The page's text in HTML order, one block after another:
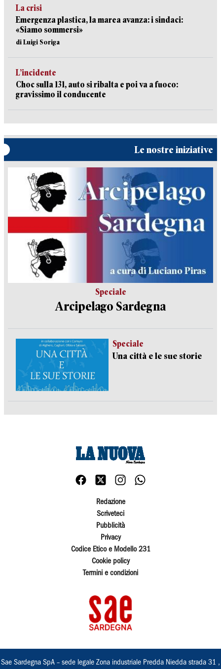
La crisi
Emergenza plastica, la marea avanza: i sindaci:
«Siamo sommersi»
di Luigi Soriga
L’incidente
Choc sulla 131, auto si ribalta e poi va a fuoco:
gravissimo il conducente
Le nostre iniziative
Speciale
Arcipelago Sardegna
Speciale
Una città e le sue storie
Redazione
Scriveteci
Pubblicità
Privacy
Codice Etico e Modello 231
Cookie policy
Termini e condizioni
Sae Sardegna SpA – sede legale Zona industriale Predda Niedda strada 31 ,